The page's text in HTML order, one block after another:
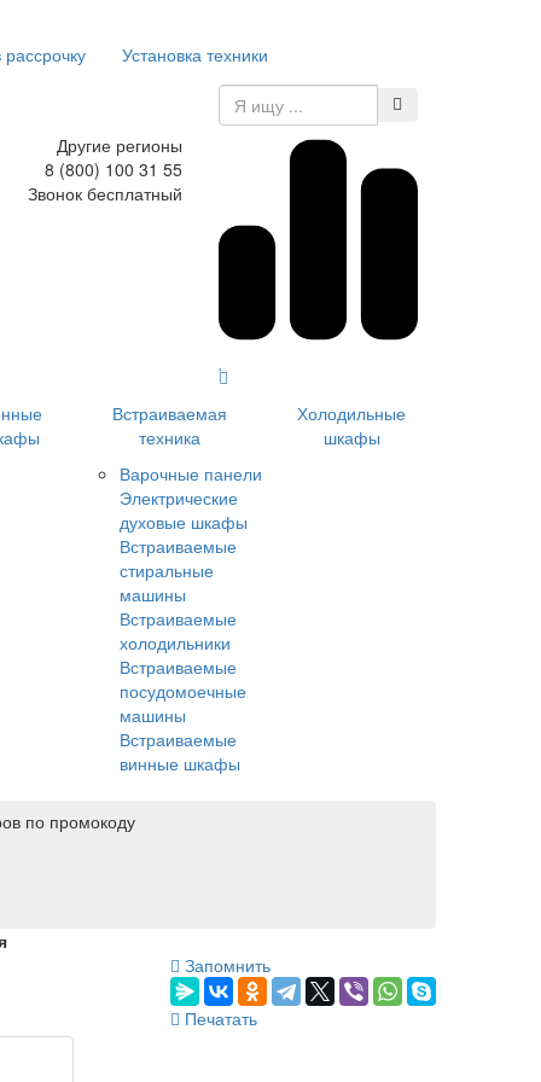
Установка техники
Другие регионы
8 (800) 100 31 55
Звонок бесплатный
Встраиваемая
техника
Варочные панели
Электрические
духовые шкафы
Встраиваемые
стиральные
машины
Встраиваемые
холодильники
Встраиваемые
посудомоечные
машины
Встраиваемые
винные шкафы
Холодильные
шкафы
по промокоду
Запомнить
Печатать